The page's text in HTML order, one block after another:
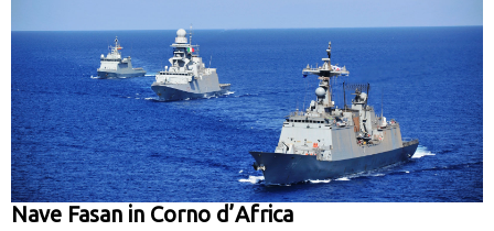
Nave Fasan in Corno d’Africa